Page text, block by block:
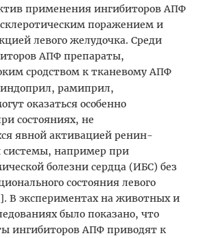
применения ингибиторов АПФ
поражением и
левого желудочка. Среди
АПФ препараты,
сродством к тканевому АПФ
рамиприл,
оказаться особенно
состояниях, не
явной активацией ренин-
системы, например при
болезни сердца (ИБС) без
состояния левого
В экспериментах на животных и
было показано, что
ингибиторов АПФ приводят к